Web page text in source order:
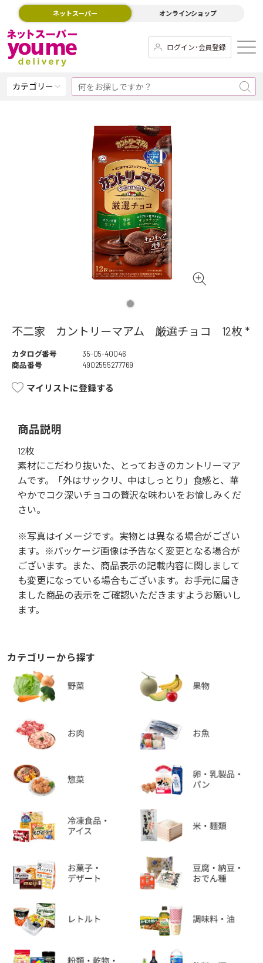
ネットスーパー オンラインショップ
ログイン･会員登録
カテゴリー
不二家 カントリーマアム 厳選チョコ 12枚 *
カタログ番号
35-05-40046
商品番号
4902555277769
マイリストに登録する
商品説明
12枚
素材にこだわり抜いた、とっておきのカントリーマア
ムです。「外はサックリ、中はしっとり」食感と、華
やかでコク深いチョコの贅沢な味わいをお愉しみくだ
さい。
※写真はイメージです。実物とは異なる場合がござい
ます。※パッケージ画像は予告なく変更となる場合が
ございます。また、商品表示の記載内容に関しまして
も変更になっている場合もございます。お手元に届き
ました商品の表示をご確認いただきますようお願いし
ます。
カテゴリーから探す